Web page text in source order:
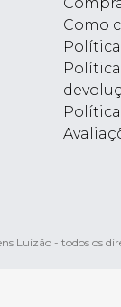
Como
Luizão - todos os